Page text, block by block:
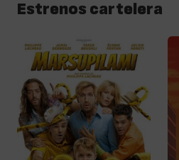
Estrenos cartelera